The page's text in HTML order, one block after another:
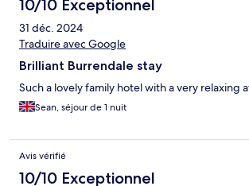
10/10 Exceptionnel
31 déc. 2024
Traduire avec Google
Brilliant Burrendale stay
Such a lovely family hotel with a very relaxing
Sean, séjour de 1 nuit
Avis vérifié
10/10 Exceptionnel